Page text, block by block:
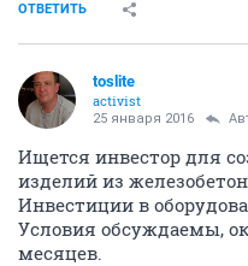
ОТВЕТИТЬ
toslite
activist
25 января 2016
Ищется инвестор для
изделий из
Инвестиции в
Условия обсуждаемы,
месяцев.